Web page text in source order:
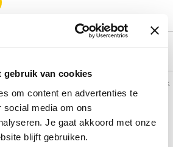
gebruik van cookies
om content en advertenties te
social media om ons
Je gaat akkoord met onze
blijft gebruiken.
Vergelijk